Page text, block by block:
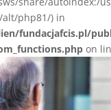
php81/) in
fundacjafcis.pl/
on